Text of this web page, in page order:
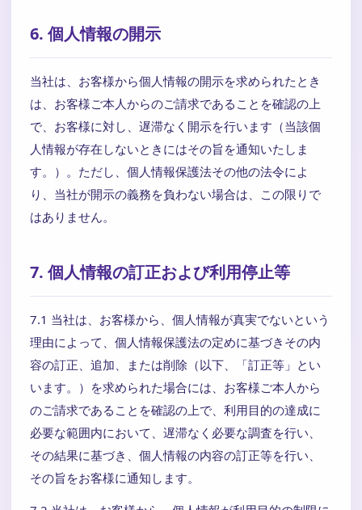
6. 個人情報の開示
当社は、お客様から個人情報の開示を求められたとき
は、お客様ご本人からのご請求であることを確認の上
で、お客様に対し、遅滞なく開示を行います（当該個
人情報が存在しないときにはその旨を通知いたしま
す。）。ただし、個人情報保護法その他の法令によ
り、当社が開示の義務を負わない場合は、この限りで
はありません。
7. 個人情報の訂正および利用停止等
7.1 当社は、お客様から、個人情報が真実でないという
理由によって、個人情報保護法の定めに基づきその内
容の訂正、追加、または削除（以下、「訂正等」とい
います。）を求められた場合には、お客様ご本人から
のご請求であることを確認の上で、利用目的の達成に
必要な範囲内において、遅滞なく必要な調査を行い、
その結果に基づき、個人情報の内容の訂正等を行い、
その旨をお客様に通知します。